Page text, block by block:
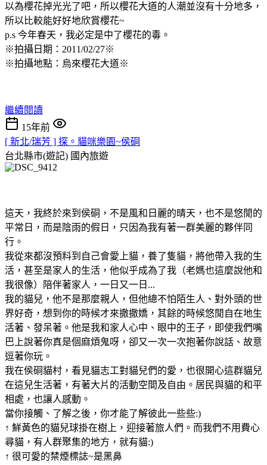
以為櫻花掉光光了吧，所以櫻花大道的人潮並沒有十分地多，
所以比較能好好地欣賞櫻花~
p.s 今年春天，我必定是中了櫻花的毒。
※拍攝日期：2011/02/27※
※拍攝地點：烏來櫻花大道※
繼續閱讀
15年前
[ 新北/瑞芳 ] 探。貓咪樂園~侯硐
台北縣市(遊記) 國內旅遊
這天，我終於來到侯硐，不是風和日麗的晴天，也不是悠閒的
平常日，而是陰雨的假日，只因為我有著一群美麗的夥伴同
行。
我從來都沒預料到自己會愛上貓，養了隻貓，將他帶入我的生
活，甚至是家人的生活，他似乎成為了我（老媽也這麼說他和
我很像）陪伴著家人，一日又一日...
我的貓兒，他不是那麼親人，但他總不怕陌生人、對外頭的世
界好奇，想到你的時候才來撒撒嬌，其餘的時候悠閒自在地生
活著、發呆著。他是我和家人心中、眼中的王子，即使我們嘴
巴上說著你真是個麻煩鬼呀，卻又一次一次抱著你說話、故意
逗著你玩。
我在侯硐貓村，看見貓志工對貓兒們的愛，也很開心這群貓兒
在這兒生活著，有著大片的活動空間及自由。居民與貓的和平
相處，也讓人感動。
當你接觸、了解之後，你才能了解彼此一些些:)
↑ 鮮黃色的貓兒球掛在樹上，迎接著旅人們。而我們不用費心
尋貓，有人群聚集的地方，就有貓:)
↑ 很可愛的禁煙標誌~是黑鼻